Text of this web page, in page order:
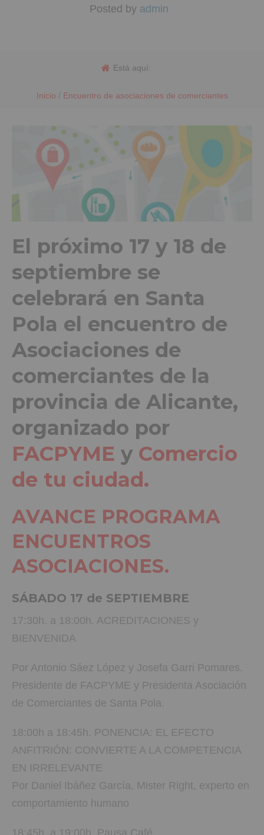
Posted by admin
Está aquí:
Inicio / Encuentro de asociaciones de comerciantes
El próximo 17 y 18 de
septiembre se
celebrará en Santa
Pola el encuentro de
Asociaciones de
comerciantes de la
provincia de Alicante,
organizado por
FACPYME y Comercio
de tu ciudad.
AVANCE PROGRAMA
ENCUENTROS
ASOCIACIONES.
SÁBADO 17 de SEPTIEMBRE
17:30h. a 18:00h. ACREDITACIONES y
BIENVENIDA
Por Antonio Sáez López y Josefa Garri Pomares.
Presidente de FACPYME y Presidenta Asociación
de Comerciantes de Santa Pola.
18:00h a 18:45h. PONENCIA: EL EFECTO
ANFITRIÓN: CONVIERTE A LA COMPETENCIA
EN IRRELEVANTE
Por Daniel Ibáñez García, Mister Right, experto en
comportamiento humano